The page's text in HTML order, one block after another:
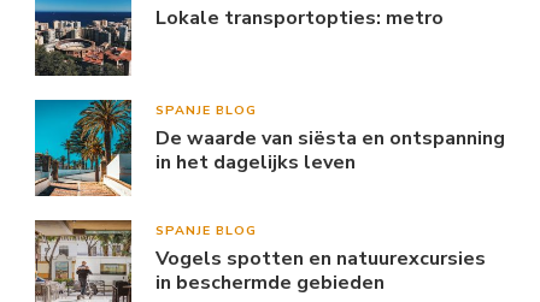
Lokale transportopties: metro
SPANJE BLOG
De waarde van siësta en ontspanning
in het dagelijks leven
SPANJE BLOG
Vogels spotten en natuurexcursies
in beschermde gebieden